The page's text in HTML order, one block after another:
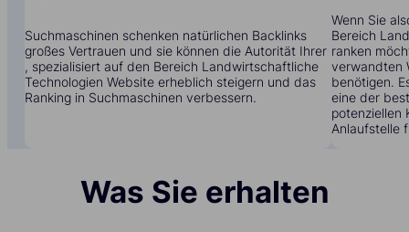
Suchmaschinen schenken natürlichen Backlinks
großes Vertrauen und sie können die Autorität Ihrer
, spezialisiert auf den Bereich Landwirtschaftliche
Technologien Website erheblich steigern und das
Ranking in Suchmaschinen verbessern.
Wenn Sie
Bereich
ranken
verwandten
benötigen.
eine der
potenziellen
Anlaufstelle
Was Sie erhalten